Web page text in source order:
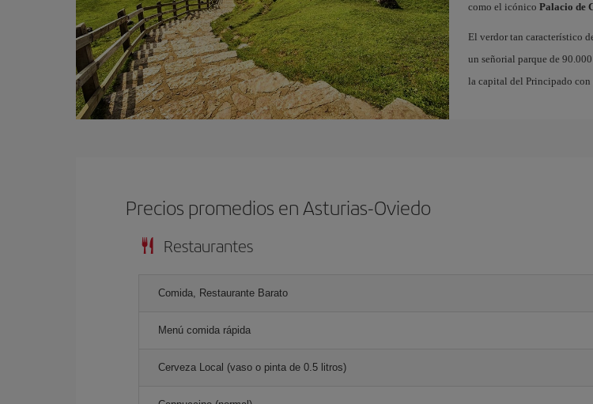
como el icónico Palacio de
El verdor tan característico
un señorial parque de
la capital del Principado con
Precios promedios en Asturias-Oviedo
Restaurantes
Comida, Restaurante Barato
Menú comida rápida
Cerveza Local (vaso o pinta de 0.5 litros)